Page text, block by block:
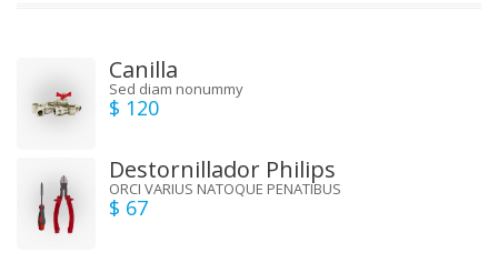
Canilla
Sed diam nonummy
$ 120
Destornillador Philips
ORCI VARIUS NATOQUE PENATIBUS
$ 67